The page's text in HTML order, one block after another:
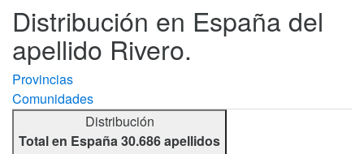
Distribución en España del
apellido Rivero.
Provincias
Comunidades
Distribución
Total en España 30.686 apellidos